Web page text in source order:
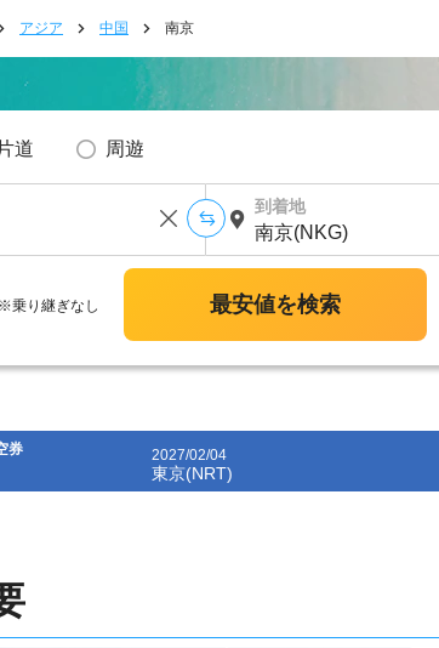
アジア 中国 南京
片道 周遊
到着地
※乗り継ぎなし 最安値を検索
券 2027/02/04
東京(NRT)